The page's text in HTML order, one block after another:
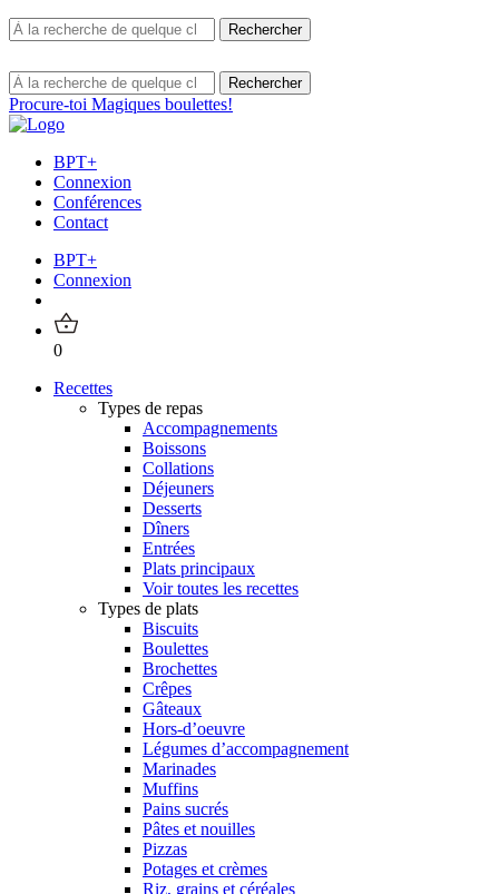
Procure-toi Magiques boulettes!
BPT+
Connexion
Conférences
Contact
BPT+
Connexion
0
Recettes
Types de repas
Accompagnements
Boissons
Collations
Déjeuners
Desserts
Dîners
Entrées
Plats principaux
Voir toutes les recettes
Types de plats
Biscuits
Boulettes
Brochettes
Crêpes
Gâteaux
Hors-d’oeuvre
Légumes d’accompagnement
Marinades
Muffins
Pains sucrés
Pâtes et nouilles
Pizzas
Potages et crèmes
Riz, grains et céréales